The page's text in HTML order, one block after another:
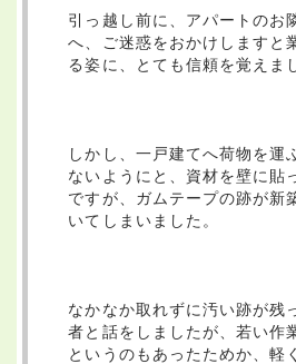
引っ越し前に、アパートのお
へ、ご迷惑をおかけしますと
る姿に、とても信頼を覚えま
しかし、一戸建てへ荷物を運
ないようにと、資材を壁に貼
ですが、ガムテープの跡が新
いてしまいました。
なかなか取れずに汚い跡が残
者と話をしましたが、若い作
というのもあったためか、軽